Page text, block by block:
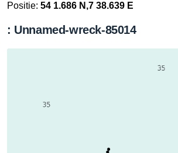
Positie: 54 1.686 N,7 38.639 E
: Unnamed-wreck-85014